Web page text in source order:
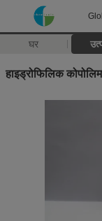
घर
हाइड्रोफिलिक